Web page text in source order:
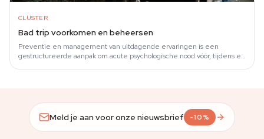
CLUSTER
Bad trip voorkomen en beheersen
Preventie en management van uitdagende ervaringen is een
gestructureerde aanpak om acute psychologische nood vóór, tijdens en
Meld je aan voor onze nieuwsbrief -10%